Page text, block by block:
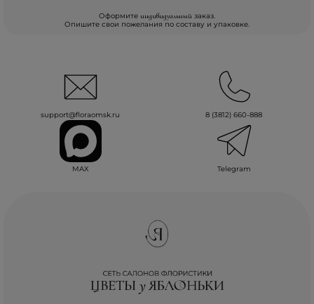
Оформите индивидуальный заказ.
Опишите свои пожелания по составу и упаковке.
support@floraomsk.ru 8 (3812) 660-888
MAX Telegram